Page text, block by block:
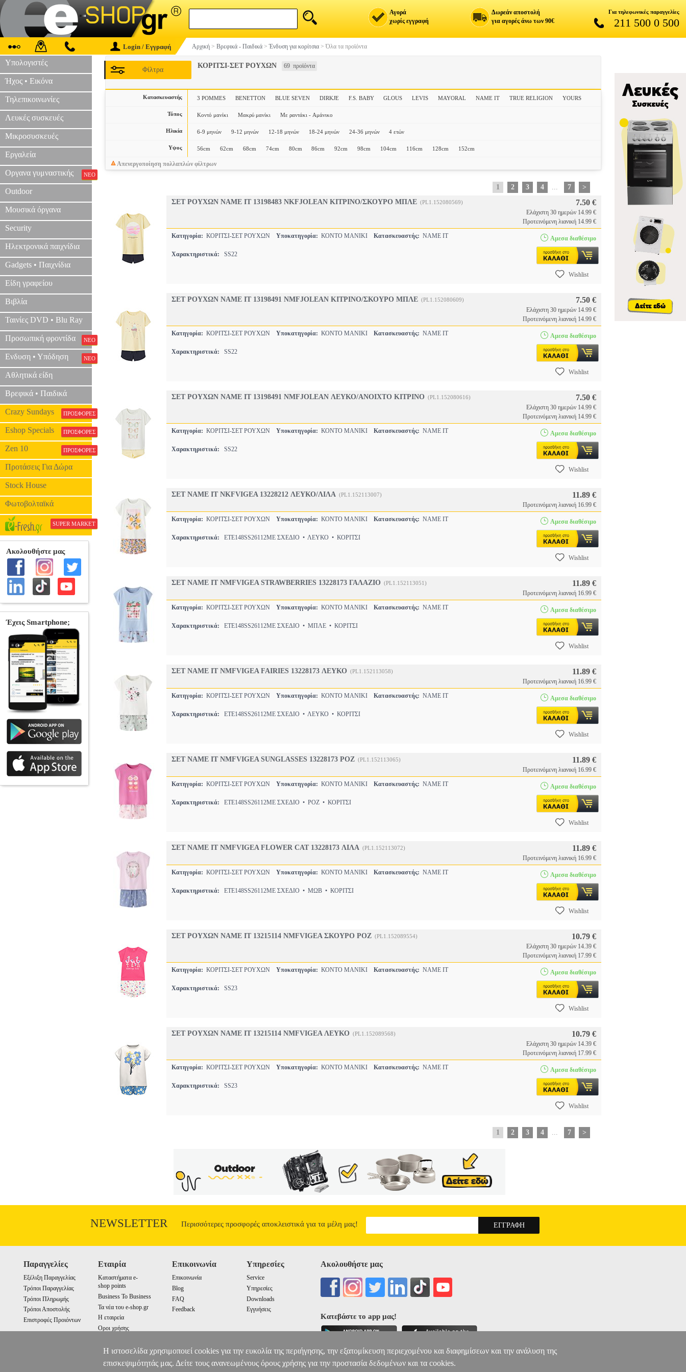
Αγορά
χωρίς εγγραφή
Δωρεάν αποστολή
για αγορές άνω των 90€
Για τηλεφωνικές παραγγελίες
211 500 0 500
Login / Εγγραφή Αρχική > Βρεφικά - Παιδικά >Ένδυση για κορίτσια >Όλα τα προϊόντα
Υπολογιστές
Ήχος • Εικόνα
Τηλεπικοινωνίες
Λευκές συσκευές
Μικροσυσκευές
Εργαλεία
Οργανα γυμναστικής ΝΕΟ
Outdoor
Μουσικά όργανα
Security
Ηλεκτρονικά παιχνίδια
Gadgets • Παιχνίδια
Είδη γραφείου
Βιβλία
Ταινίες DVD • Blu Ray
Προσωπική φροντίδα ΝΕΟ
Ενδυση • Υπόδηση ΝΕΟ
Αθλητικά είδη
Βρεφικά • Παιδικά
Crazy Sundays ΠΡΟΣΦΟΡΕΣ
Eshop Specials ΠΡΟΣΦΟΡΕΣ
Zen 10 ΠΡΟΣΦΟΡΕΣ
Προτάσεις Για Δώρα
Stock House
Φωτοβολταϊκά
SUPER MARKET
ΚΟΡΙΤΣΙ-ΣΕΤ ΡΟΥΧΩΝ 69 προϊόντα
Φίλτρα
Κατασκευαστής 3 POMMES BENETTON BLUE SEVEN DIRKJE F.S. BABY GLOUS LEVIS MAYORAL NAME IT TRUE RELIGION YOURS
Τύπος Κοντό μανίκι Μακρύ μανίκι Με ραντάκι - Αμάνικο
Ηλικία 6-9 μηνών 9-12 μηνών 12-18 μηνών 18-24 μηνών 24-36 μηνών 4 ετών
Υψος 56cm 62cm 68cm 74cm 80cm 86cm 92cm 98cm 104cm 116cm 128cm 152cm
Απενεργοποίηση πολλαπλών φίλτρων
1 2 3 4 ... 7
>
ΣΕΤ ΡΟΥΧΩΝ NAME IT 13198483 NKFJOLEAN ΚΙΤΡΙΝΟ/ΣΚΟΥΡΟ ΜΠΛΕ (PL1.152080569) 7.50 €
Ελάχιστη 30 ημερών 14.99 €
Προτεινόμενη λιανική 14.99 €
Κατηγορία: ΚΟΡΙΤΣΙ-ΣΕΤ ΡΟΥΧΩΝ Υποκατηγορία: ΚΟΝΤΟ ΜΑΝΙΚΙ Κατασκευαστής: NAME IT
Χαρακτηριστικά: SS22
Αμεσα διαθέσιμο
Wishlist
ΣΕΤ ΡΟΥΧΩΝ NAME IT 13198491 NMFJOLEAN ΚΙΤΡΙΝΟ/ΣΚΟΥΡΟ ΜΠΛΕ (PL1.152080609) 7.50 €
Ελάχιστη 30 ημερών 14.99 €
Προτεινόμενη λιανική 14.99 €
Κατηγορία: ΚΟΡΙΤΣΙ-ΣΕΤ ΡΟΥΧΩΝ Υποκατηγορία: ΚΟΝΤΟ ΜΑΝΙΚΙ Κατασκευαστής: NAME IT
Χαρακτηριστικά: SS22
Αμεσα διαθέσιμο
Wishlist
ΣΕΤ ΡΟΥΧΩΝ NAME IT 13198491 NMFJOLEAN ΛΕΥΚΟ/ΑΝΟΙΧΤΟ ΚΙΤΡΙΝΟ (PL1.152080616) 7.50 €
Ελάχιστη 30 ημερών 14.99 €
Προτεινόμενη λιανική 14.99 €
Κατηγορία: ΚΟΡΙΤΣΙ-ΣΕΤ ΡΟΥΧΩΝ Υποκατηγορία: ΚΟΝΤΟ ΜΑΝΙΚΙ Κατασκευαστής: NAME IT
Χαρακτηριστικά: SS22
Αμεσα διαθέσιμο
Wishlist
ΣΕΤ NAME IT NKFVIGEA 13228212 ΛΕΥΚΟ/ΛΙΛΑ (PL1.152113007) 11.89 €
Προτεινόμενη λιανική 16.99 €
Κατηγορία: ΚΟΡΙΤΣΙ-ΣΕΤ ΡΟΥΧΩΝ Υποκατηγορία: ΚΟΝΤΟ ΜΑΝΙΚΙ Κατασκευαστής: NAME IT
Χαρακτηριστικά: ETE148SS26112ΜΕ ΣΧΕΔΙΟ • ΛΕΥΚΟ • ΚΟΡΙΤΣΙ
Αμεσα διαθέσιμο
Wishlist
ΣΕΤ NAME IT NMFVIGEA STRAWBERRIES 13228173 ΓΑΛΑΖΙΟ (PL1.152113051) 11.89 €
Προτεινόμενη λιανική 16.99 €
Κατηγορία: ΚΟΡΙΤΣΙ-ΣΕΤ ΡΟΥΧΩΝ Υποκατηγορία: ΚΟΝΤΟ ΜΑΝΙΚΙ Κατασκευαστής: NAME IT
Χαρακτηριστικά: ETE148SS26112ΜΕ ΣΧΕΔΙΟ • ΜΠΛΕ • ΚΟΡΙΤΣΙ
Αμεσα διαθέσιμο
Wishlist
ΣΕΤ NAME IT NMFVIGEA FAIRIES 13228173 ΛΕΥΚΟ (PL1.152113058) 11.89 €
Προτεινόμενη λιανική 16.99 €
Κατηγορία: ΚΟΡΙΤΣΙ-ΣΕΤ ΡΟΥΧΩΝ Υποκατηγορία: ΚΟΝΤΟ ΜΑΝΙΚΙ Κατασκευαστής: NAME IT
Χαρακτηριστικά: ETE148SS26112ΜΕ ΣΧΕΔΙΟ • ΛΕΥΚΟ • ΚΟΡΙΤΣΙ
Αμεσα διαθέσιμο
Wishlist
ΣΕΤ NAME IT NMFVIGEA SUNGLASSES 13228173 ΡΟΖ (PL1.152113065) 11.89 €
Προτεινόμενη λιανική 16.99 €
Κατηγορία: ΚΟΡΙΤΣΙ-ΣΕΤ ΡΟΥΧΩΝ Υποκατηγορία: ΚΟΝΤΟ ΜΑΝΙΚΙ Κατασκευαστής: NAME IT
Χαρακτηριστικά: ETE148SS26112ΜΕ ΣΧΕΔΙΟ • ΡΟΖ • ΚΟΡΙΤΣΙ
Αμεσα διαθέσιμο
Wishlist
ΣΕΤ NAME IT NMFVIGEA FLOWER CAT 13228173 ΛΙΛΑ (PL1.152113072) 11.89 €
Προτεινόμενη λιανική 16.99 €
Κατηγορία: ΚΟΡΙΤΣΙ-ΣΕΤ ΡΟΥΧΩΝ Υποκατηγορία: ΚΟΝΤΟ ΜΑΝΙΚΙ Κατασκευαστής: NAME IT
Χαρακτηριστικά: ETE148SS26112ΜΕ ΣΧΕΔΙΟ • ΜΩΒ • ΚΟΡΙΤΣΙ
Αμεσα διαθέσιμο
Wishlist
ΣΕΤ ΡΟΥΧΩΝ NAME IT 13215114 NMFVIGEA ΣΚΟΥΡΟ ΡΟΖ (PL1.152089554) 10.79 €
Ελάχιστη 30 ημερών 14.39 €
Προτεινόμενη λιανική 17.99 €
Κατηγορία: ΚΟΡΙΤΣΙ-ΣΕΤ ΡΟΥΧΩΝ Υποκατηγορία: ΚΟΝΤΟ ΜΑΝΙΚΙ Κατασκευαστής: NAME IT
Χαρακτηριστικά: SS23
Αμεσα διαθέσιμο
Wishlist
ΣΕΤ ΡΟΥΧΩΝ NAME IT 13215114 NMFVIGEA ΛΕΥΚΟ (PL1.152089568) 10.79 €
Ελάχιστη 30 ημερών 14.39 €
Προτεινόμενη λιανική 17.99 €
Κατηγορία: ΚΟΡΙΤΣΙ-ΣΕΤ ΡΟΥΧΩΝ Υποκατηγορία: ΚΟΝΤΟ ΜΑΝΙΚΙ Κατασκευαστής: NAME IT
Χαρακτηριστικά: SS23
Αμεσα διαθέσιμο
Wishlist
1 2 3 4 ... 7 >
NEWSLETTER Περισσότερες προσφορές αποκλειστικά για τα μέλη μας!
Παραγγελίες
Εξέλιξη Παραγγελίας
Τρόποι Παραγγελίας
Τρόποι Πληρωμής
Τρόποι Αποστολής
Επιστροφές Προιόντων
Εταιρία
Καταστήματα e-
shop points
Business To Business
Τα νέα του e-shop.gr
Η εταιρεία
Οροι χρήσης
Επικοινωνία
Επικοινωνία
Blog
FAQ
Feedback
Υπηρεσίες
Service
Υπηρεσίες
Downloads
Εγγυήσεις
Ακολουθήστε μας
Κατεβάστε το app μας!
Η ιστοσελίδα χρησιμοποιεί cookies για την ευκολία της περιήγησης, την εξατομίκευση περιεχομένου και διαφημίσεων και την ανάλυση της
επισκεψιμότητάς μας. Δείτε τους ανανεωμένους όρους χρήσης για την προστασία δεδομένων και τα cookies.